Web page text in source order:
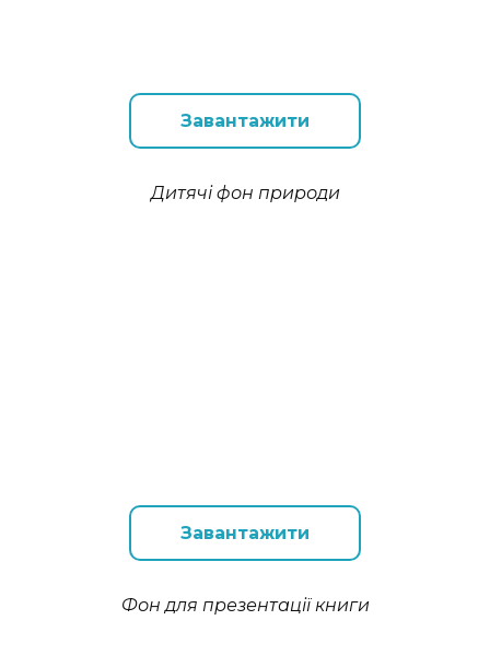
Завантажити
Дитячі фон природи
Завантажити
Фон для презентації книги